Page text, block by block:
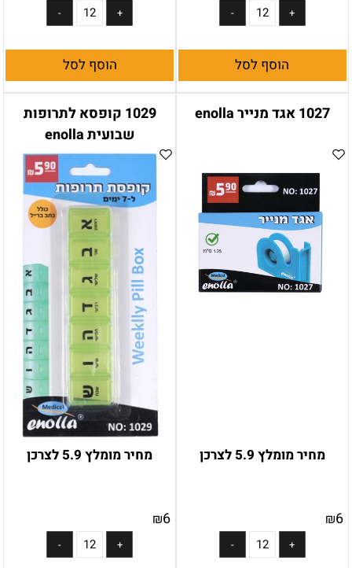
הוסף לסל הוסף לסל
1027 אגד מנייר enolla
מחיר מומלץ 5.9 לצרכן
₪6
1029 קופסא לתרופות
שבועית enolla
מחיר מומלץ 5.9 לצרכן
₪6